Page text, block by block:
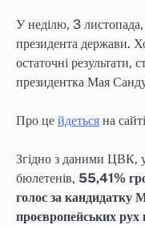
У неділю, 3
президента держави.
остаточні результати,
президентка Мая
Про це йдеться на
Згідно з даними ЦВК,
бюлетенів, 55,41%
голос за кандидатку
проєвропейських рух